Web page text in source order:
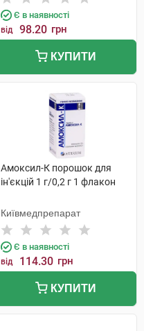
Є в наявності
від 98.20 грн
КУПИТИ
Амоксил-К порошок для
ін'єкцій 1 г/0,2 г 1 флакон
Київмедпрепарат
Є в наявності
від 114.30 грн
КУПИТИ